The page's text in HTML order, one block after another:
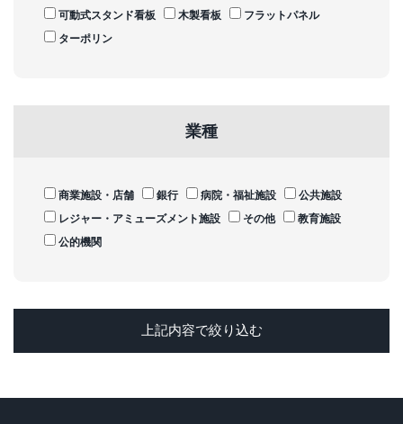
可動式スタンド看板
木製看板
フラットパネル
ターポリン
業種
商業施設・店舗 銀行 病院・福祉施設
公共施設
レジャー・アミューズメント施設
その他
教育施設
公的機関
上記内容で絞り込む